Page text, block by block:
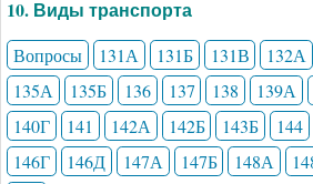
10. Виды транспорта
Вопросы 131А 131Б 131В 132А
135А
135Б 136 137 138 139А
140Г
141 142А 142Б 143Б 144
146Г
146Д 147А 147Б 148А